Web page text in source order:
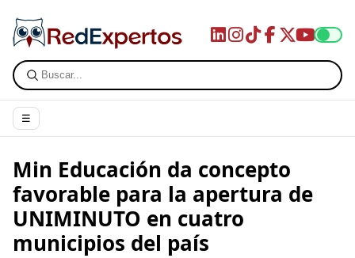
☰
Min Educación da concepto
favorable para la apertura de
UNIMINUTO en cuatro
municipios del país